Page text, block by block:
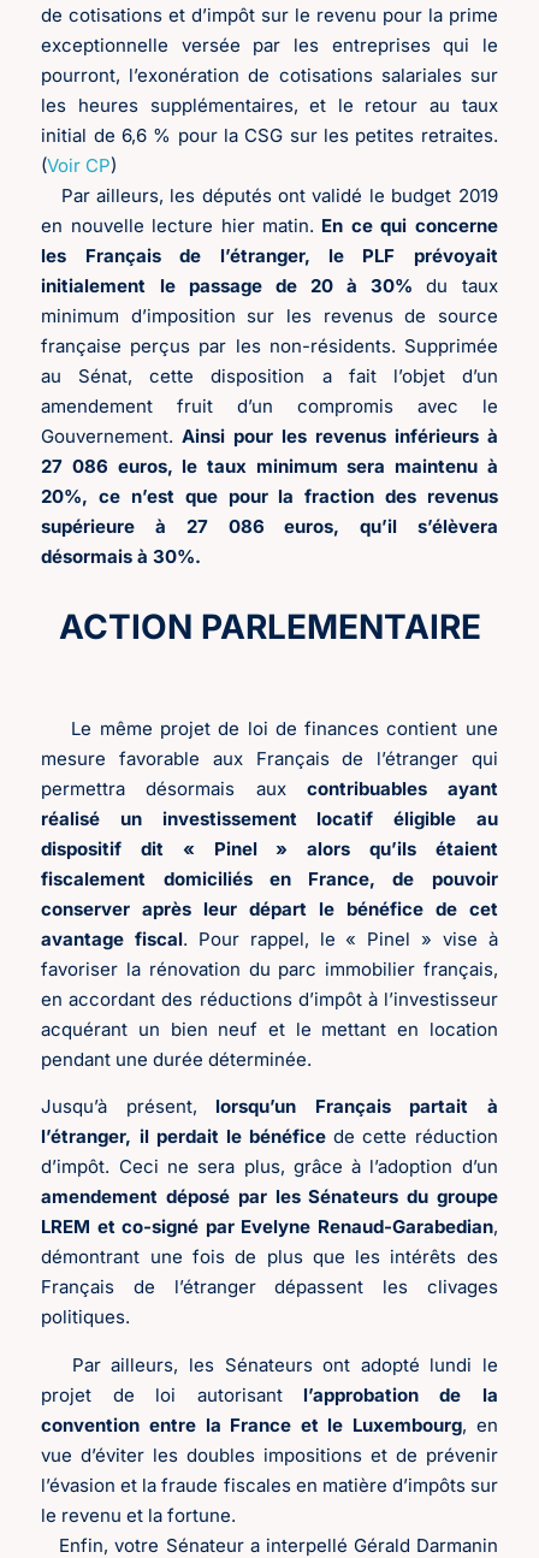
de cotisations et d’impôt sur le revenu pour la prime
exceptionnelle versée par les entreprises qui le
pourront, l’exonération de cotisations salariales sur
les heures supplémentaires, et le retour au taux
initial de 6,6 % pour la CSG sur les petites retraites.
(Voir CP)
Par ailleurs, les députés ont validé le budget 2019
en nouvelle lecture hier matin. En ce qui concerne
les Français de l’étranger, le PLF prévoyait
initialement le passage de 20 à 30% du taux
minimum d’imposition sur les revenus de source
française perçus par les non-résidents. Supprimée
au Sénat, cette disposition a fait l’objet d’un
amendement fruit d’un compromis avec le
Gouvernement.Ainsi pour les revenus inférieurs à
27 086 euros, le taux minimum sera maintenu à
20%, ce n’est que pour la fraction des revenus
supérieure à 27 086 euros, qu’il s’élèvera
désormais à 30%.
ACTION PARLEMENTAIRE
Le même projet de loi de finances contient une
mesure favorable aux Français de l’étranger qui
permettra désormais aux contribuables ayant
réalisé un investissement locatif éligible au
dispositif dit « Pinel » alors qu’ils étaient
fiscalement domiciliés en France, de pouvoir
conserver après leur départ le bénéfice de cet
avantage fiscal. Pour rappel, le « Pinel » vise à
favoriser la rénovation du parc immobilier français,
en accordant des réductions d’impôt à l’investisseur
acquérant un bien neuf et le mettant en location
pendant une durée déterminée.
Jusqu’à présent, lorsqu’un Français partait à
l’étranger, il perdait le bénéficede cette réduction
d’impôt. Ceci ne sera plus, grâce à l’adoption d’un
amendement déposé par les Sénateurs du groupe
LREM et co-signé par Evelyne Renaud-Garabedian,
démontrant une fois de plus que les intérêts des
Français de l’étranger dépassent les clivages
politiques.
Par ailleurs, les Sénateurs ont adopté lundi le
projet de loi autorisant l’approbation de la
convention entre la France et le Luxembourg, en
vue d’éviter les doubles impositions et de prévenir
l’évasion et la fraude fiscales en matière d’impôts sur
le revenu et la fortune.
Enfin, votre Sénateur a interpellé Gérald Darmanin